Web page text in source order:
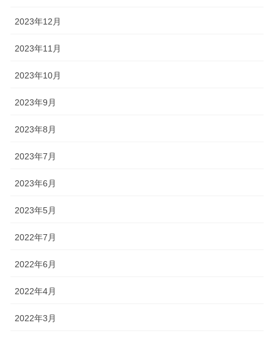
2023年12月
2023年11月
2023年10月
2023年9月
2023年8月
2023年7月
2023年6月
2023年5月
2022年7月
2022年6月
2022年4月
2022年3月